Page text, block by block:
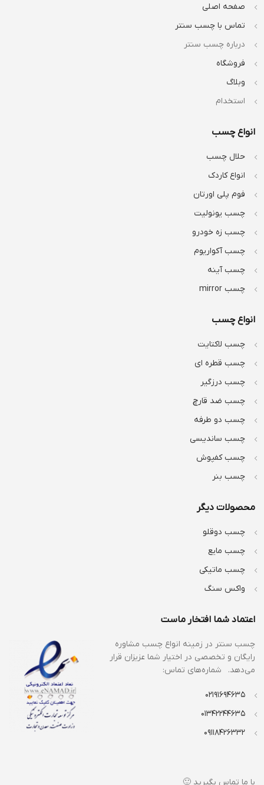
صفحه اصلی
تماس با چسب سنتر
درباره چسب سنتر
فروشگاه
وبلاگ
استخدام
انواع چسب
حلال چسب
انواع کاردک
فوم پلی اورتان
چسب یونولیت
چسب زه خودرو
چسب آکواریوم
چسب آینه
چسب mirror
انواع چسب
چسب لاکتایت
چسب قطره ای
چسب درزگیر
چسب ضد قارچ
چسب دو طرفه
چسب ساندیسی
چسب کفپوش
چسب بنر
محصولات دیگر
چسب دوقلو
چسب مایع
چسب ماتیکی
واکس سنگ
اعتماد شما افتخار ماست
چسب سنتر در زمینه انواع چسب مشاوره
رایگان و تخصصی در اختیار شما عزیزان قرار
می‌دهد. شماره‌های تماس:
02191694635
01342244635
09118426332
با ما تماس بگیرید 🙂